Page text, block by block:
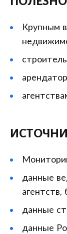
Крупным
данные
агентств,
данные
данные